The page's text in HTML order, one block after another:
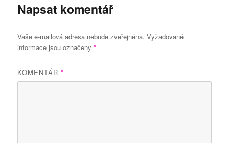
Napsat komentář
Vaše e-mailová adresa nebude zveřejněna. Vyžadované
informace jsou označeny*
KOMENTÁŘ*